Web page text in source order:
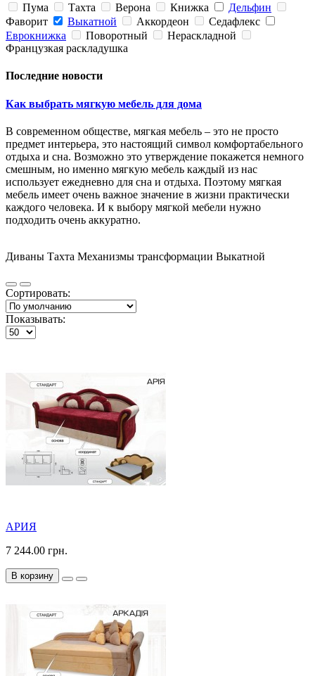
Пума
Тахта Верона Книжка
Дельфин
Фаворит
Выкатной Аккордеон
Седафлекс
Еврокнижка
Поворотный
Нераскладной
Французкая раскладушка
Последние новости
Как выбрать мягкую мебель для дома
В современном обществе, мягкая мебель – это не просто
предмет интерьера, это настоящий символ комфортабельного
отдыха и сна. Возможно это утверждение покажется немного
смешным, но именно мягкую мебель каждый из нас
использует ежедневно для сна и отдыха. Поэтому мягкая
мебель имеет очень важное значение в жизни практически
каждого человека. И к выбору мягкой мебели нужно
подходить очень аккуратно.
Диваны Тахта Механизмы трансформации Выкатной
Сортировать:
Показывать:
АРИЯ
7 244.00 грн.
В корзину